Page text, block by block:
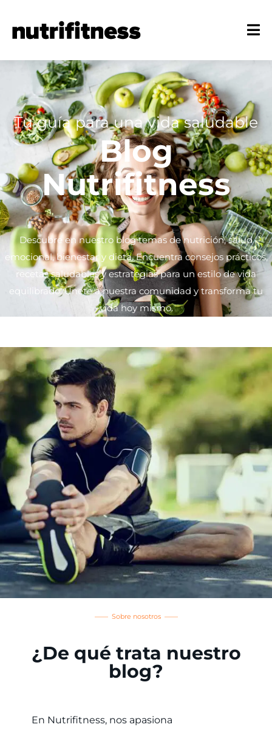
Tu guía para una vida saludable
Blog
Nutrifitness
Descubre en nuestro blog temas de nutrición, salud
emocional, bienestar y dieta. Encuentra consejos prácticos,
recetas saludables y estrategias para un estilo de vida
equilibrado. Únete a nuestra comunidad y transforma tu
vida hoy mismo.
—— Sobre nosotros ——
¿De qué trata nuestro
blog?
En Nutrifitness, nos apasiona